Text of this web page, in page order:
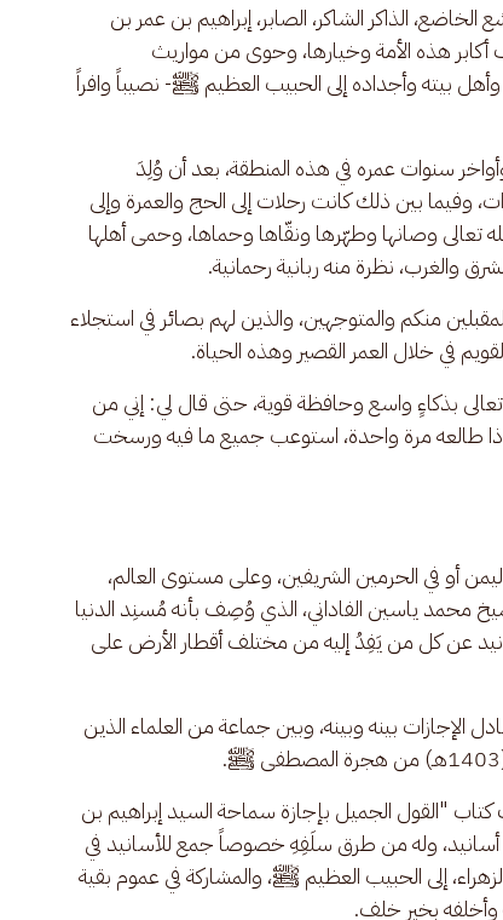
الخاضع، الذاكر الشاكر، الصابر، إبراهيم بن عمر بن
أكابر هذه الأمة وخيارها، وحوى من مواريث
بيته وأجداده إلى الحبيب العظيم ﷺ- نصيباً وافراً
سنوات عمره في هذه المنطقة، بعد أن وُلِدَ
وفيما بين ذلك كانت رحلات إلى الحج والعمرة وإلى
تعالى وصانها وطهّرها ونقّاها وحماها، وحمى أهلها
والغرب، نظرة منه ربانية رحمانية.
منكم والمتوجهين، والذين لهم بصائر في استجلاء
في خلال العمر القصير وهذه الحياة.
بذكاءٍ واسع وحافظة قوية، حتى قال لي: إني من
فإذا طالعه مرة واحدة، استوعب جميع ما فيه ورسخت
أو في الحرمين الشريفين، وعلى مستوى العالم،
محمد ياسين الفاداني، الذي وُصِف بأنه مُسنِد الدنيا
عن كل من يَفِدُ إليه من مختلف أقطار الأرض على
الإجازات بينه وبينه، وبين جماعة من العلماء الذين
"القول الجميل بإجازة سماحة السيد إبراهيم بن
وله من طرق سلَفِهِ خصوصاً جمع للأسانيد في
إلى الحبيب العظيم ﷺ، والمشاركة في عموم بقية
وأخلفه بخير خلف.